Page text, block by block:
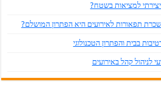
למציאות בשטח?
תפאורות לאירועים היא הפתרון המושלם?
בבית והפתרון הטכנולוגי
לניהול קהל באירועים